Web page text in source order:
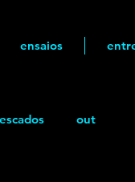
ensaios
out